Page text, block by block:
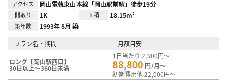
アクセス 岡山電軌東山本線「岡山駅前駅」徒歩19分
間取り 1K 面積 18.15m²
築年数 1993年 8月 築
プラン名・期間 月額目安
ロング【岡山駅西口】
30日以上～360日未満
1日当たり 2,300円～
88,800 円/月～
初期費用他 22,000円～